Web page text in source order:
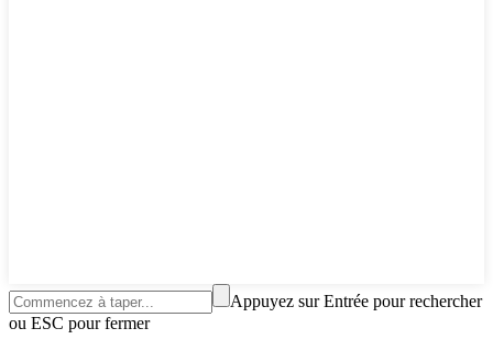
Appuyez sur Entrée pour rechercher
ou ESC pour fermer